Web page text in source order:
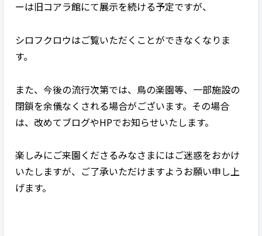
ーは旧コアラ館にて展示を続ける予定ですが、
シロフクロウはご覧いただくことができなくなりま
す。
また、今後の流行次第では、鳥の楽園等、一部施設の
閉鎖を余儀なくされる場合がございます。その場合
は、改めてブログやHPでお知らせいたします。
楽しみにご来園くださるみなさまにはご迷惑をおかけ
いたしますが、ご了承いただけますようお願い申し上
げます。